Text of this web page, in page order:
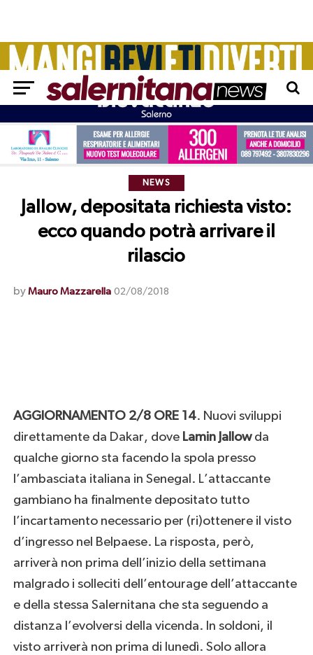
NEWS
Jallow, depositata richiesta visto:
ecco quando potrà arrivare il
rilascio
by Mauro Mazzarella 02/08/2018
AGGIORNAMENTO 2/8 ORE 14. Nuovi sviluppi
direttamente da Dakar, dove Lamin Jallowda
qualche giorno sta facendo la spola presso
l’ambasciata italiana in Senegal. L’attaccante
gambiano ha finalmente depositato tutto
l’incartamento necessario per (ri)ottenere il visto
d’ingresso nel Belpaese. La risposta, però,
arriverà non prima dell’inizio della settimana
malgrado i solleciti dell’entourage dell’attaccante
e della stessa Salernitana che sta seguendo a
distanza l’evolversi della vicenda. In soldoni, il
visto arriverà non prima di lunedì. Solo allora